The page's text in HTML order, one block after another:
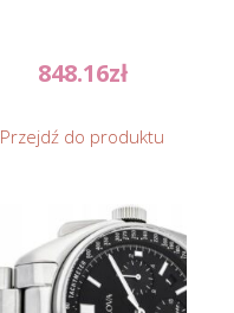
848.16zł
Przejdź do produktu